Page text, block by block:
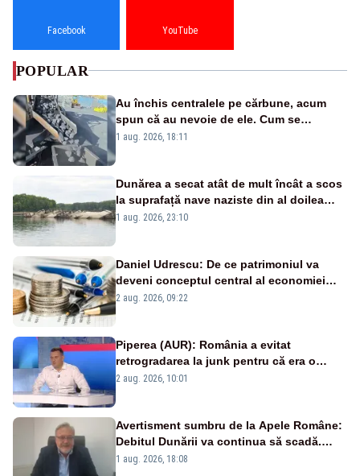
Facebook YouTube
POPULAR
Au închis centralele pe cărbune, acum
spun că au nevoie de ele. Cum se
pasează vina în plină criză energetică
1 aug. 2026, 18:11
Dunărea a secat atât de mult încât a scos
la suprafață nave naziste din al doilea
război mondial
1 aug. 2026, 23:10
Daniel Udrescu: De ce patrimoniul va
deveni conceptul central al economiei
viitoare?
2 aug. 2026, 09:22
Piperea (AUR): România a evitat
retrogradarea la junk pentru că era o
catastrofă pentru bănci și fondurile de
2 aug. 2026, 10:01
Avertisment sumbru de la Apele Române:
Debitul Dunării va continua să scadă.
Cernavodă s-ar putea închide în 4 zile
1 aug. 2026, 18:08